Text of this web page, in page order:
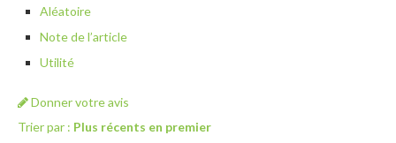
Aléatoire
Note de l’article
Utilité
Donner votre avis
Trier par : Plus récents en premier